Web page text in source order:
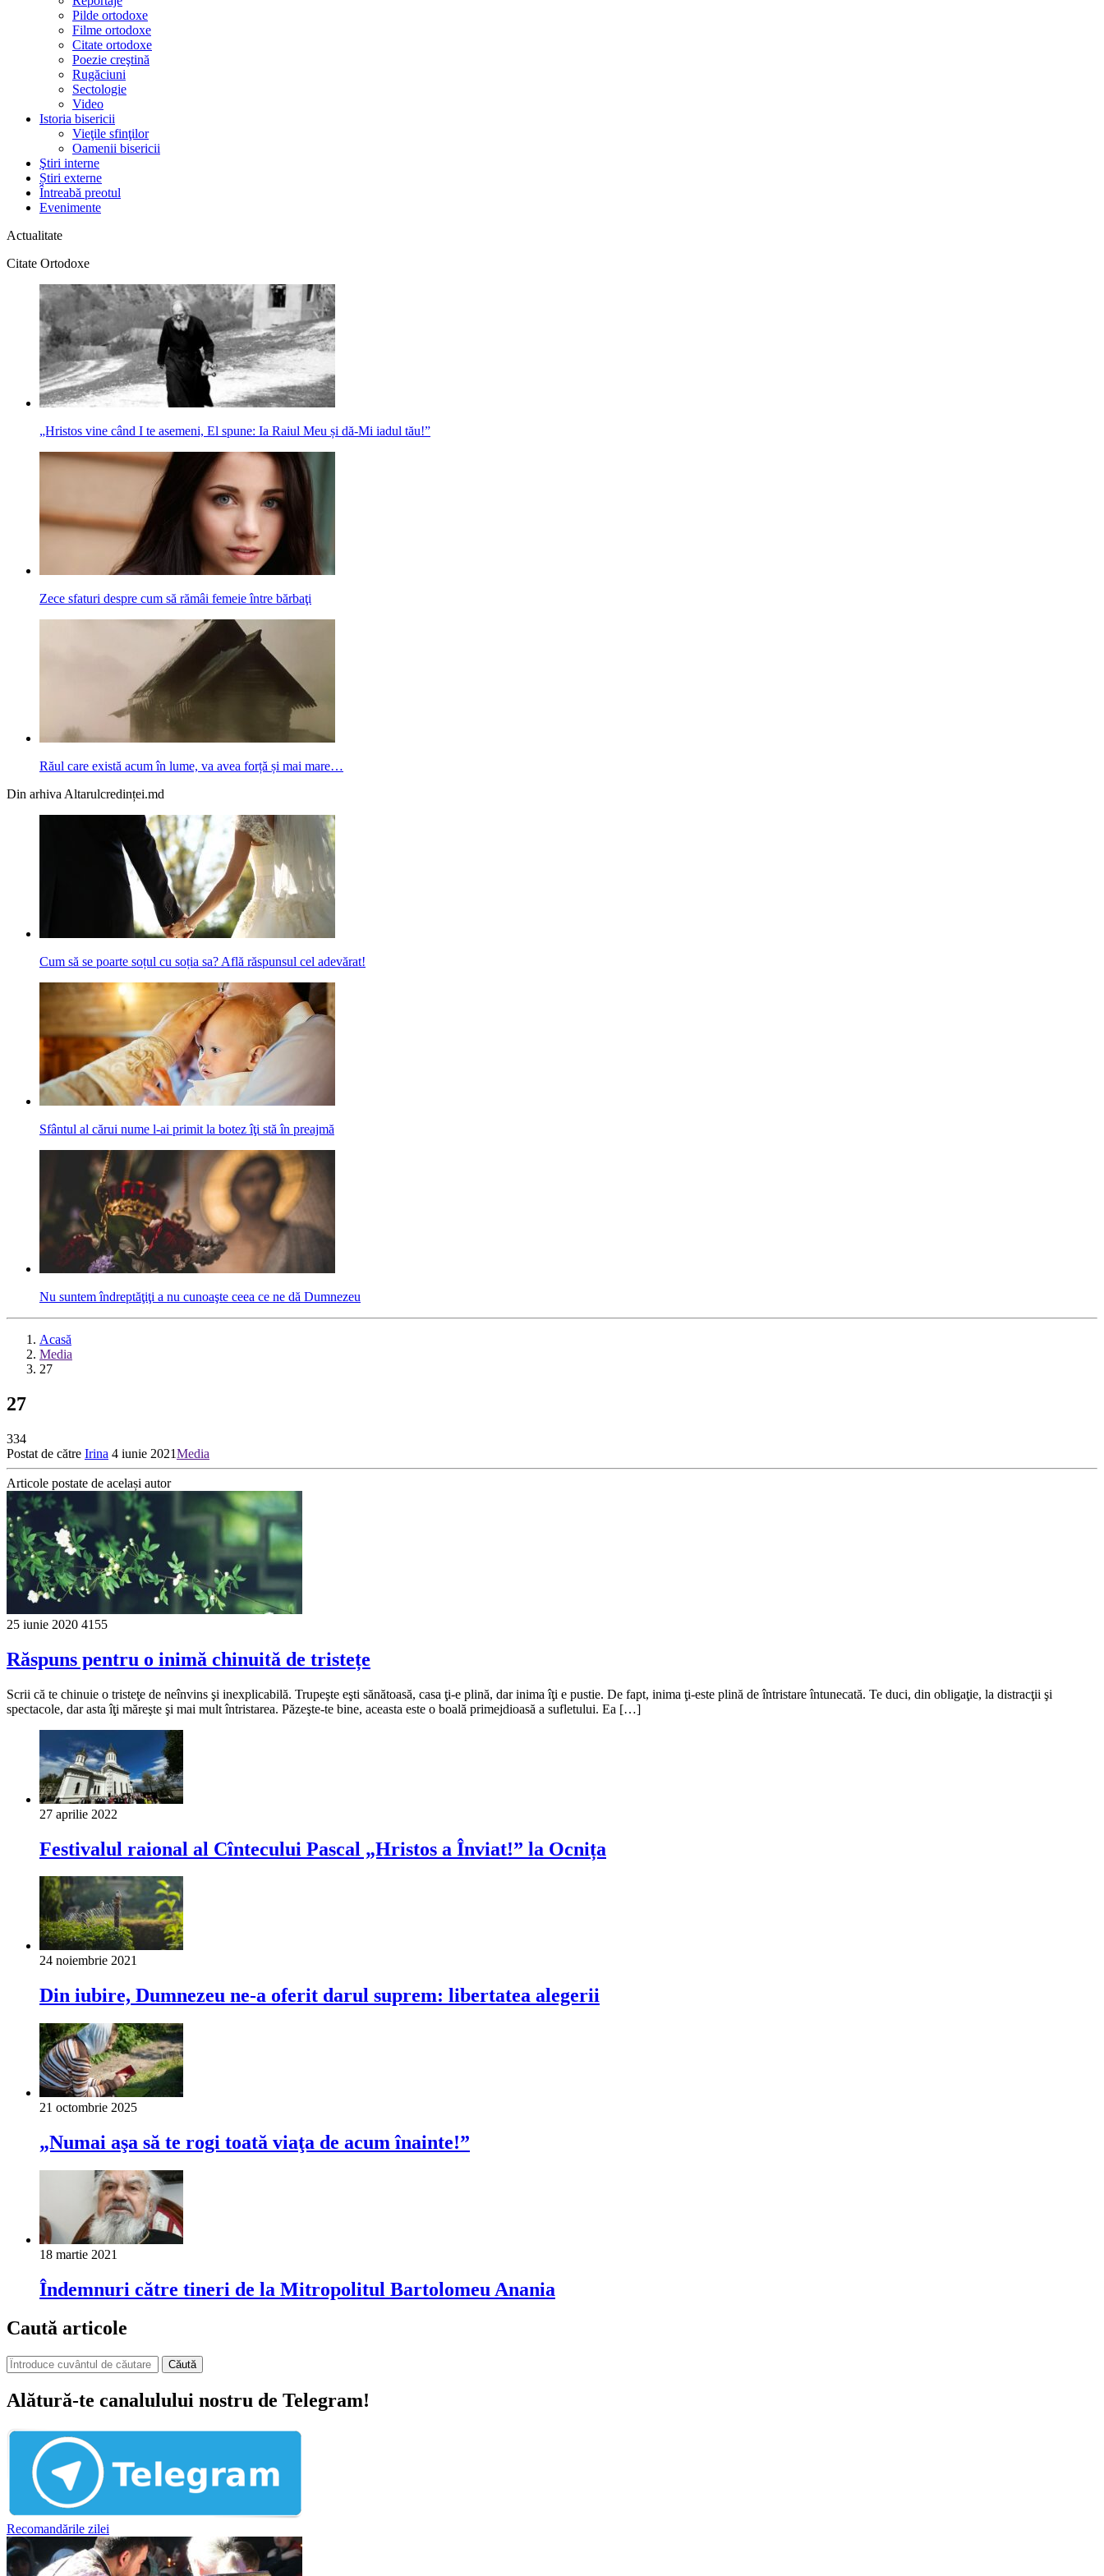
Pilde ortodoxe
Filme ortodoxe
Citate ortodoxe
Poezie creştină
Rugăciuni
Sectologie
Video
Istoria bisericii
Vieţile sfinţilor
Oamenii bisericii
Ştiri interne
Știri externe
Întreabă preotul
Evenimente
Actualitate
Citate Ortodoxe
„Hristos vine când I te asemeni, El spune: Ia Raiul Meu și dă‑Mi iadul tău!”
Zece sfaturi despre cum să rămâi femeie între bărbaţi
Răul care există acum în lume, va avea forță și mai mare…
Din arhiva Altarulcredinței.md
Cum să se poarte soțul cu soția sa? Află răspunsul cel adevărat!
Sfântul al cărui nume l-ai primit la botez îţi stă în preajmă
Nu suntem îndreptăţiţi a nu cunoaşte ceea ce ne dă Dumnezeu
Acasă
Media
27
27
334
Postat de către Irina 4 iunie 2021Media
Articole postate de același autor
25 iunie 2020 4155
Răspuns pentru o inimă chinuită de tristețe
Scrii că te chinuie o tristeţe de neînvins şi inexplicabilă. Trupeşte eşti sănătoasă, casa ţi-e plină, dar inima îţi e pustie. De fapt, inima ţi-este plină de întristare întunecată. Te duci, din obligaţie, la distracţii şi
spectacole, dar asta îţi măreşte şi mai mult întristarea. Păzeşte-te bine, aceasta este o boală primejdioasă a sufletului. Ea […]
27 aprilie 2022
Festivalul raional al Cîntecului Pascal „Hristos a Înviat!” la Ocnița
24 noiembrie 2021
Din iubire, Dumnezeu ne-a oferit darul suprem: libertatea alegerii
21 octombrie 2025
„Numai aşa să te rogi toată viaţa de acum înainte!”
18 martie 2021
Îndemnuri către tineri de la Mitropolitul Bartolomeu Anania
Caută articole
Căută
Alătură-te canalulului nostru de Telegram!
Recomandările zilei